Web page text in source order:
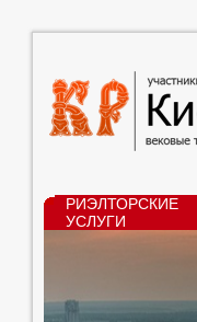
РИЭЛТОРСКИЕ
УСЛУГИ